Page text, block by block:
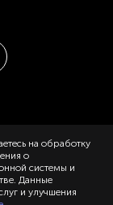
на обработку
о
системы и
Данные
и улучшения